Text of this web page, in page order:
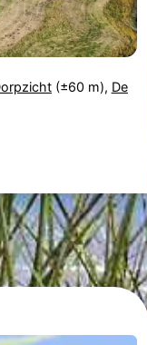
(±60 m), De